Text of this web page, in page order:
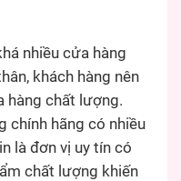
nhiều cửa hàng
khách hàng nên
hàng chất lượng.
chính hãng có nhiều
là đơn vị uy tín có
chất lượng khiến